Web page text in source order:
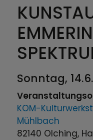
Sonntag,
KOM-
Mühlbach
82140 Olching,